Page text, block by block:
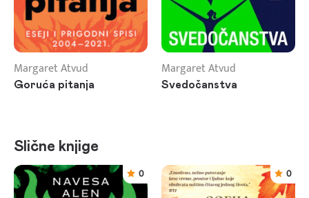
Margaret Atvud
Goruća pitanja
Margaret Atvud
Svedočanstva
Slične knjige
0
0